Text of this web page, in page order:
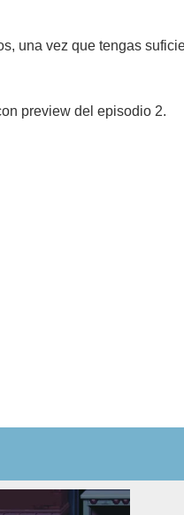
una vez que tengas
preview del episodio 2.